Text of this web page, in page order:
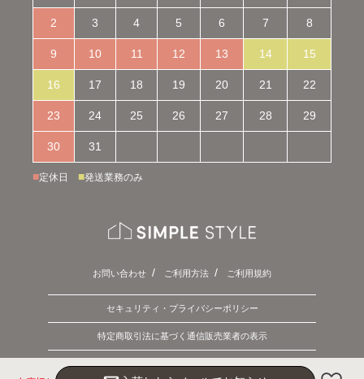
2 3 4 5 6 7 8
9 10 11 12 13 14 15
16 17 18 19 20 21 22
23 24 25 26 27 28 29
30 31
■定休日 ■発送業務のみ
お問い合わせ ご利用方法 ご利用規約
セキュリティ・プライバシーポリシー
特定商取引法に基づく通信販売業者の表示
Copyright © 2026 SIMPLE STYLE. ALL Rights Reserved.